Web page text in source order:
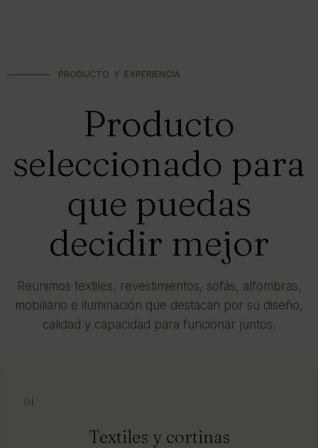
PRODUCTO Y EXPERIENCIA
Producto
seleccionado para
que puedas
decidir mejor
Reunimos textiles, revestimientos, sofás, alfombras,
mobiliario e iluminación que destacan por su diseño,
calidad y capacidad para funcionar juntos.
01
Textiles y cortinas